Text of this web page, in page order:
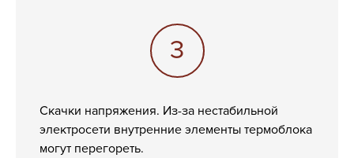
Скачки напряжения. Из-за нестабильной
электросети внутренние элементы термоблока
могут перегореть.